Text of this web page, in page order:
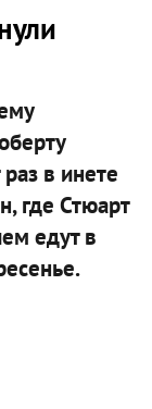
в инете
где Стюарт
едут в